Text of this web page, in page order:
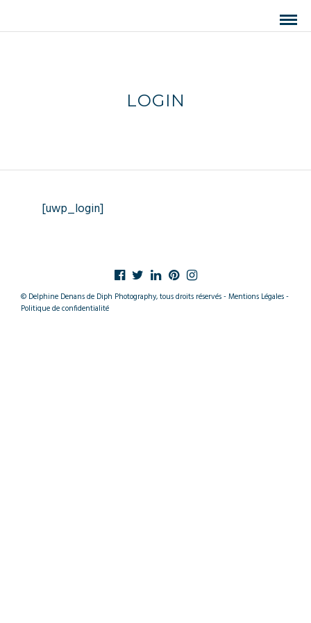
LOGIN
[uwp_login]
© Delphine Denans de Diph Photography, tous droits réservés - Mentions Légales -
Politique de confidentialité